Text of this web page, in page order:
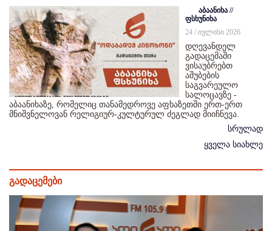
აბაანიხა //
ფსხუნიხა
24 / ივლისი 2026
დღევანდელ
გადაცემაში
ვისაუბრებთ
აშუბების
საგვარეულო
სალოცავზე -
აბაანიხაზე, რომელიც თანამედროვე აფხაზეთში ერთ-ერთ
მნიშვნელოვან რელიგიურ-კულტურულ ძეგლად მიიჩნევა.
სრულად
ყველა სიახლე
გადაცემები